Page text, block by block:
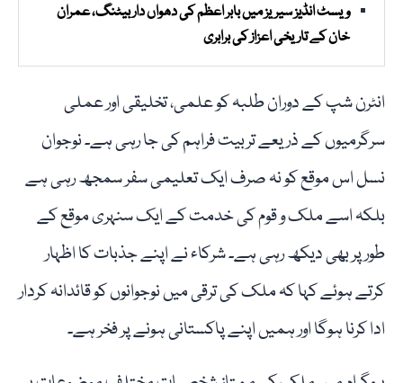
ویسٹ انڈیز سیریز میں بابر اعظم کی دھواں دار بیٹنگ، عمران
خان کے تاریخی اعزاز کی برابری
انٹرن شپ کے دوران طلبہ کو علمی، تخلیقی اور عملی
سرگرمیوں کے ذریعے تربیت فراہم کی جا رہی ہے۔ نوجوان
نسل اس موقع کو نہ صرف ایک تعلیمی سفر سمجھ رہی ہے
بلکہ اسے ملک و قوم کی خدمت کے ایک سنہری موقع کے
طور پر بھی دیکھ رہی ہے۔ شرکاء نے اپنے جذبات کا اظہار
کرتے ہوئے کہا کہ ملک کی ترقی میں نوجوانوں کو قائدانہ کردار
ادا کرنا ہوگا اور ہمیں اپنے پاکستانی ہونے پر فخر ہے۔